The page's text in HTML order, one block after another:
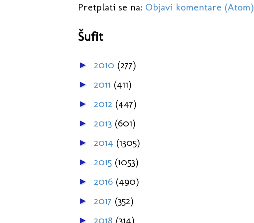
Pretplati se na: Objavi komentare (Atom)
Šufit
► 2010 (277)
► 2011 (411)
► 2012 (447)
► 2013 (601)
► 2014 (1305)
► 2015 (1053)
► 2016 (490)
► 2017 (352)
► 2018 (314)